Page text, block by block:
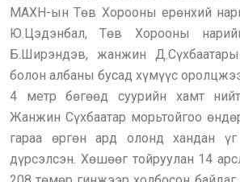
МАХН-ын Төв Хорооны ерөнхий
Ю.Цэдэнбал, Төв Хорооны
Б.Ширэндэв, жанжин
болон албаны бусад хүмүүс
4 метр бөгөөд суурийн хамт
Жанжин Сүхбаатар морьтойгоо
гараа өргөн ард олонд хандан үг
дүрсэлсэн. Хөшөөг тойруулан 14